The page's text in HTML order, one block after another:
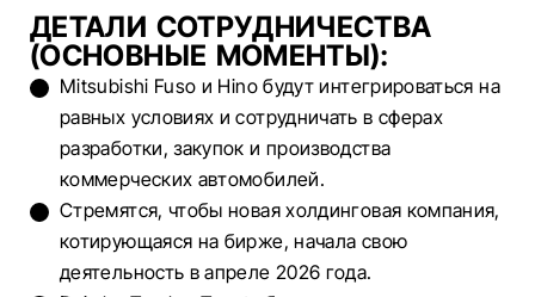
ДЕТАЛИ СОТРУДНИЧЕСТВА
(ОСНОВНЫЕ МОМЕНТЫ):
Mitsubishi Fuso и Hino будут интегрироваться на
равных условиях и сотрудничать в сферах
разработки, закупок и производства
коммерческих автомобилей.
Стремятся, чтобы новая холдинговая компания,
котирующаяся на бирже, начала свою
деятельность в апреле 2026 года.